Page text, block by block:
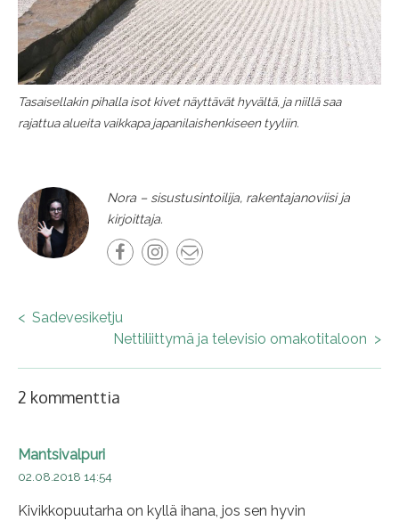
Tasaisellakin pihalla isot kivet näyttävät hyvältä, ja niillä saa
rajattua alueita vaikkapa japanilaishenkiseen tyyliin.
Nora – sisustusintoilija, rakentajanoviisi ja
kirjoittaja.
FacebookInstagram
Email
< Sadevesiketju
Nettiliittymä ja televisio omakotitaloon >
2 kommenttia
Mantsivalpuri
02.08.2018 14:54
Kivikkopuutarha on kyllä ihana, jos sen hyvin